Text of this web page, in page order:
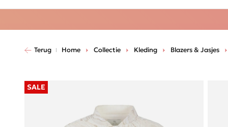
Terug Home Collectie Kleding Blazers & Jasjes
SALE